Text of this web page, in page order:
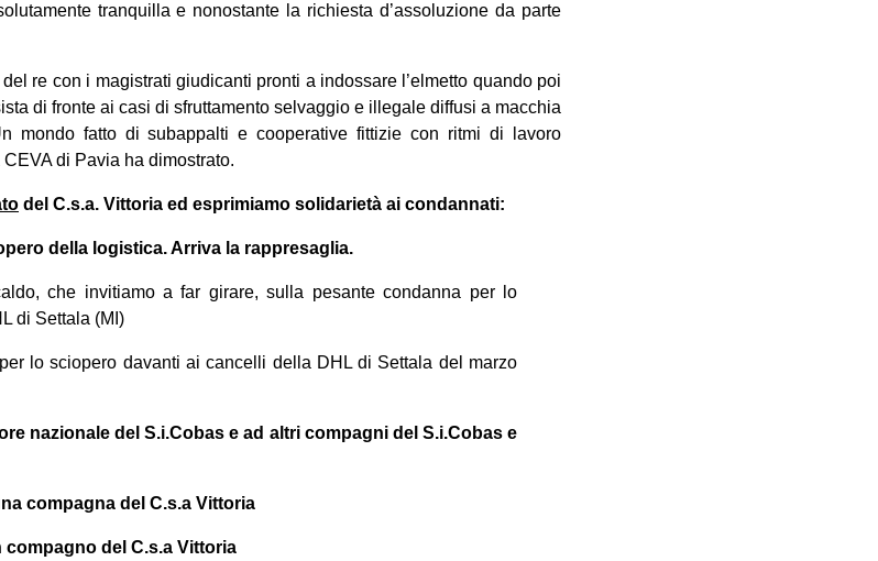
tranquilla e nonostante la richiesta d’assoluzione da parte
re con i magistrati giudicanti pronti a indossare l’elmetto quando poi
di fronte ai casi di sfruttamento selvaggio e illegale diffusi a macchia
mondo fatto di subappalti e cooperative fittizie con ritmi di lavoro
di Pavia ha dimostrato.
del C.s.a. Vittoria ed esprimiamo solidarietà ai condannati:
della logistica. Arriva la rappresaglia.
che invitiamo a far girare, sulla pesante condanna per lo
di Settala (MI)
lo sciopero davanti ai cancelli della DHL di Settala del marzo
nazionale del S.i.Cobas e ad altri compagni del S.i.Cobas e
compagna del C.s.a Vittoria
compagno del C.s.a Vittoria